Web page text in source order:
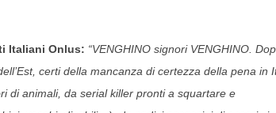
cp).
Italiani Onlus: “VENGHINO signori VENGHINO.
certi della mancanza di certezza della pena in
di animali, da serial killer pronti a squartare e